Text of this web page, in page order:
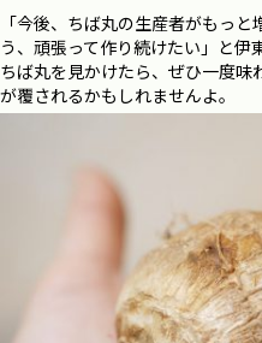
「今後、ちば丸の生産者がもっ
う、頑張って作り続けたい」と
ちば丸を見かけたら、ぜひ一度味
が覆されるかもしれませんよ。